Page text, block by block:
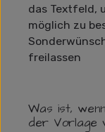
das Textfeld,
möglich zu
freilassen
Was ist,
der Vorlage